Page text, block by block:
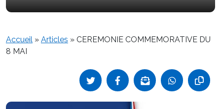
Accueil » Articles » CEREMONIE COMMEMORATIVE DU
8 MAI